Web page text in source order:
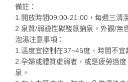
備註：
1.開放時間09:00-21:00，每週三清
2.泉質/弱鹼性碳酸氫鈉泉。外觀/無
泡湯注意事項：
1.溫度宜控制在37~45度，時間不宜
2.孕婦或體質虛弱者，或是疲勞過
泉。